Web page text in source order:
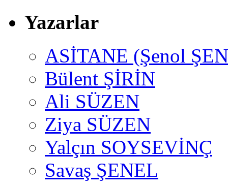
Yazarlar
ASİTANE (Şenol
Bülent ŞİRİN
Ali SÜZEN
Ziya SÜZEN
Yalçın SOYSEVİNÇ
Savaş ŞENEL